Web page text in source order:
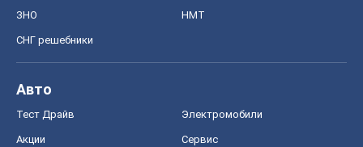
ЗНО НМТ
СНГ решебники
Авто
Тест Драйв Электромобили
Акции Сервис